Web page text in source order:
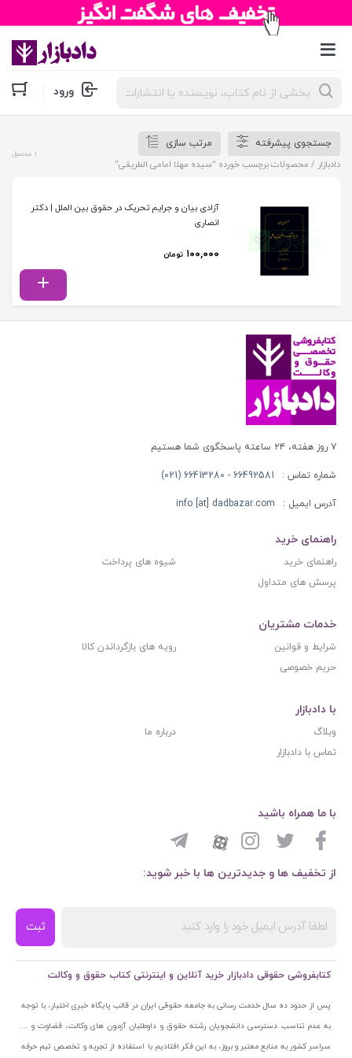
جستجوی
محصولات ورود
جستجوی پیشرفته
مرتب سازی
دادبازار / محصولات برچسب خورده “سیده مهلا امامی الطریقی”
1 محصول
آزادی بیان و جرایم تحریک در حقوق بین الملل | دکتر
انصاری
۱۰۰,۰۰۰ تومان
۷ روز هفته، ۲۴ ساعته پاسخگوی شما هستیم
شماره تماس : 66492581 - 66413280 (021)
آدرس ایمیل : info [at] dadbazar.com
راهنمای خرید
راهنمای خرید
شیوه های پرداخت
پرسش های متداول
خدمات مشتریان
شرایط و قوانین
رویه های بازگرداندن کالا
حریم خصوصی
با دادبازار
وبلاگ
درباره ما
تماس با دادبازار
از تخفیف ها و جدیدترین ها با خبر شوید:
ثبت
با ما همراه باشید
کتابفروشی حقوقی دادبازار خرید آنلاین و اینترنتی کتاب حقوق و وکالت
پس از حدود ده سال خدمت رسانی به جامعه حقوقی ایران در قالب پایگاه خبری اختبار، با توجه
به عدم تناسب دسترسی دانشجویان رشته حقوق و داوطلبان آزمون های وکالت، قضاوت و ...
سراسر کشور به منابع معتبر و بروز، به این فکر افتادیم با استفاده از تجربه و تخصص تیم حرفه